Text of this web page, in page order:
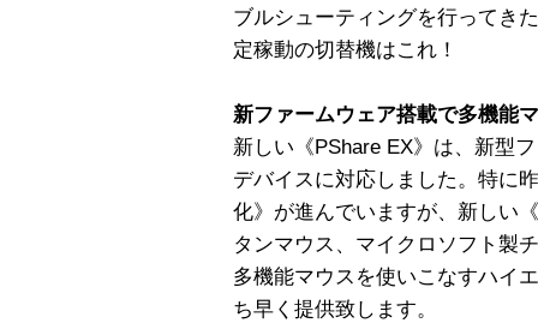
ブルシューティングを行ってき
定稼動の切替機はこれ！
新ファームウェア搭載で多機能
新しい《PShare EX》は、新型
デバイスに対応しました。特に
化》が進んでいますが、新しい
タンマウス、マイクロソフト製
多機能マウスを使いこなすハイ
ち早く提供致します。